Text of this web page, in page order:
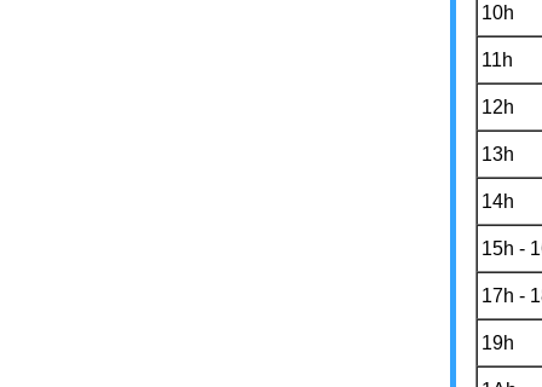
10h
11h
12h
13h
14h
15h -
17h -
19h